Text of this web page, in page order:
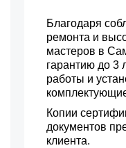
Благодаря
ремонта и
мастеров в
гарантию до 3
работы и
Копии
документов
клиента.